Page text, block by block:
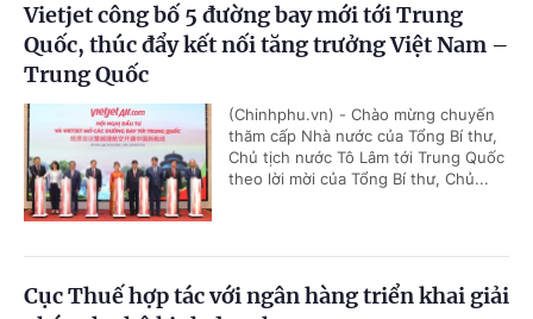
Vietjet công bố 5 đường bay mới tới Trung
Quốc, thúc đẩy kết nối tăng trưởng Việt Nam –
Trung Quốc
(Chinhphu.vn) - Chào mừng chuyến
thăm cấp Nhà nước của Tổng Bí thư,
Chủ tịch nước Tô Lâm tới Trung Quốc
theo lời mời của Tổng Bí thư, Chủ...
Cục Thuế hợp tác với ngân hàng triển khai giải